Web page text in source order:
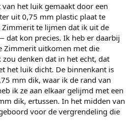
het luik gemaakt door een
uit 0,75 mm plastic plaat te
Zimmerit te lijmen dat ik uit de
dat kon precies. Ik heb er daarbij
Zimmerit uitkomen met die
denken dat in het echt, dat
het luik dicht. De binnenkant is
mm dik, waar ik de rand van
ik ze aan elkaar gelijmd met een
dik, ertussen. In het midden van
voor de vergrendeling die